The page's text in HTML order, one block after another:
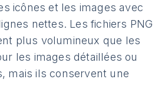
icônes et les images avec
nettes. Les fichiers PNG
plus volumineux que les
les images détaillées ou
mais ils conservent une